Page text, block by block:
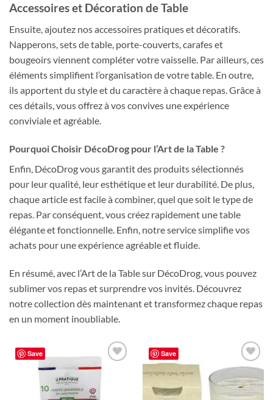
Accessoires et Décoration de Table
Ensuite, ajoutez nos accessoires pratiques et décoratifs.
Napperons, sets de table, porte-couverts, carafes et
bougeoirs viennent compléter votre vaisselle. Par ailleurs, ces
éléments simplifient l’organisation de votre table. En outre,
ils apportent du style et du caractère à chaque repas. Grâce à
ces détails, vous offrez à vos convives une expérience
conviviale et agréable.
Pourquoi Choisir DécoDrog pour l’Art de la Table ?
Enfin, DécoDrog vous garantit des produits sélectionnés
pour leur qualité, leur esthétique et leur durabilité. De plus,
chaque article est facile à combiner, quel que soit le type de
repas. Par conséquent, vous créez rapidement une table
élégante et fonctionnelle. Enfin, notre service simplifie vos
achats pour une expérience agréable et fluide.
En résumé, avec l’Art de la Table sur DécoDrog, vous pouvez
sublimer vos repas et surprendre vos invités. Découvrez
notre collection dès maintenant et transformez chaque repas
en un moment inoubliable.
Save Save